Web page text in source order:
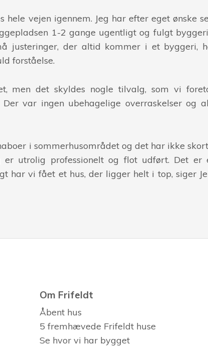
vejen igennem. Jeg har efter eget ønske
1-2 gange ugentligt og fulgt
justeringer, der altid kommer i et byggeri,
forståelse.
men det skyldes nogle tilvalg, som vi
var ingen ubehagelige overraskelser og
i sommerhusområdet og det har ikke
utrolig professionelt og flot udført. Det er
har vi fået et hus, der ligger helt i top, siger
Om Frifeldt
Åbent hus
5 fremhævede Frifeldt huse
Se hvor vi har bygget